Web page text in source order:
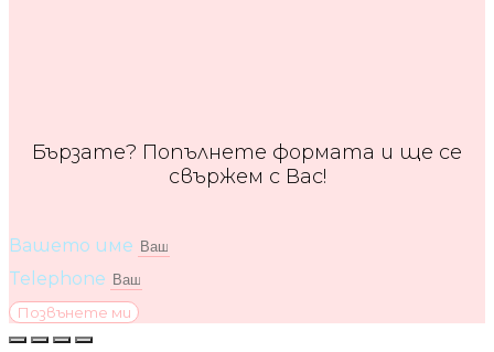
Бързате? Попълнете формата и ще се
свържем с Вас!
Вашето име
Telephone
Позвънете ми